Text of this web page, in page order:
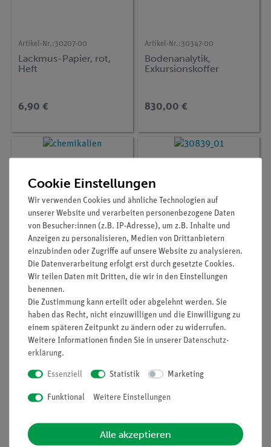
Artikel-Nr.:30207-00
Lackmus-Papier, rot,
Heft
6,90 €
Artikel-Nr.:30347-00
Bodenanalytik,
Exkursionskoffer
830,00 €
Artikel-Nr.:30837-04
Phosphat ECO-Test
0,2-5 mg/l, für 100
Bestimmungen
54,00 €
Artikel-Nr.:30839-01
Wasseranalytikkoffer
2.290,00 €
Cookie Einstellungen
Wir verwenden Cookies und ähnliche Technologien auf
unserer Website und verarbeiten personenbezogene Daten
von Besucher:innen (z.B. IP-Adresse), um z.B. Inhalte und
Anzeigen zu personalisieren, Medien von Drittanbietern
einzubinden oder Zugriffe auf unsere Website zu analysieren.
Die Datenverarbeitung erfolgt erst durch gesetzte Cookies.
Wir teilen Daten mit Dritten, die wir in den Einstellungen
benennen.
Die Zustimmung kann erteilt oder abgelehnt werden. Sie
haben das Recht, nicht einzuwilligen und die Einwilligung zu
einem späteren Zeitpunkt zu ändern oder zu widerrufen.
Weitere Informationen finden Sie in unserer Daten­schutz­
erklärung.
Essenziell Statistik Marketing
Funktional Weitere Einstellungen
Alle akzeptieren